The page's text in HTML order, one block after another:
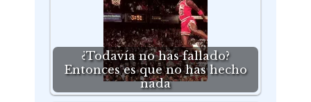
¿Todavía no has fallado?
Entonces es que no has hecho
nada